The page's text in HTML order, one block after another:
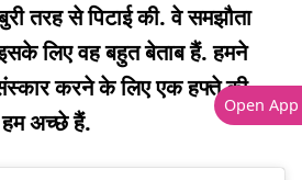
तरह से पिटाई की. वे समझौता
लिए वह बहुत बेताब हैं. हमने
करने के लिए एक हफ्ते की
हम अच्छे हैं.
Open App